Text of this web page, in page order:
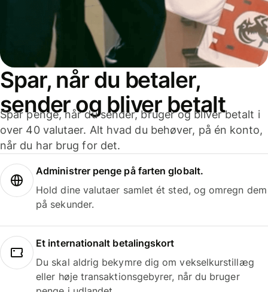
Spar, når du betaler,
sender og bliver betalt
Spar penge, når du sender, bruger og bliver betalt i
over 40 valutaer. Alt hvad du behøver, på én konto,
når du har brug for det.
Administrer penge på farten globalt.
Hold dine valutaer samlet ét sted, og omregn dem
på sekunder.
Et internationalt betalingskort
Du skal aldrig bekymre dig om vekselkurstillæg
eller høje transaktionsgebyrer, når du bruger